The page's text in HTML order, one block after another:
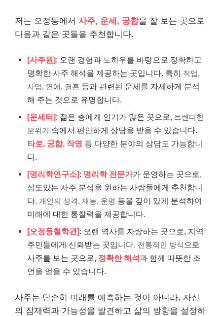
저는 오정동에서 사주, 운세, 궁합을 잘 보는 곳으로
다음과 같은 곳들을 추천합니다.
[사주원]: 오랜 경험과 노하우를 바탕으로 정확하고
명확한 사주 해석을 제공하는 곳입니다. 특히 직업,
사업, 연애, 결혼 등과 관련된 운세를 자세하게 분석
해 주는 것으로 유명합니다.
[운세터]: 젊은 층에게 인기가 많은 곳으로, 트렌디한
분위기 속에서 편안하게 상담을 받을 수 있습니다.
타로, 궁합, 작명 등 다양한 분야의 상담도 가능합니
다.
[명리학연구소]: 명리학 전문가가 운영하는 곳으로,
심도있는 사주 분석을 원하는 사람들에게 추천합니
다. 개인의 성격, 재능, 운명 등을 깊이 있게 분석하여
미래에 대한 통찰력을 제공합니다.
[오정동철학관]: 오랜 역사를 자랑하는 곳으로, 지역
주민들에게 신뢰받는 곳입니다. 전통적인 방식 으로
사주를 보는 곳으로, 정확한 해석과 함께 따뜻한 조
언을 얻을 수 있습니다.
사주는 단순히 미래를 예측하는 것이 아니라, 자신
의 잠재력과 가능성을 발견하고 삶의 방향을 설정하